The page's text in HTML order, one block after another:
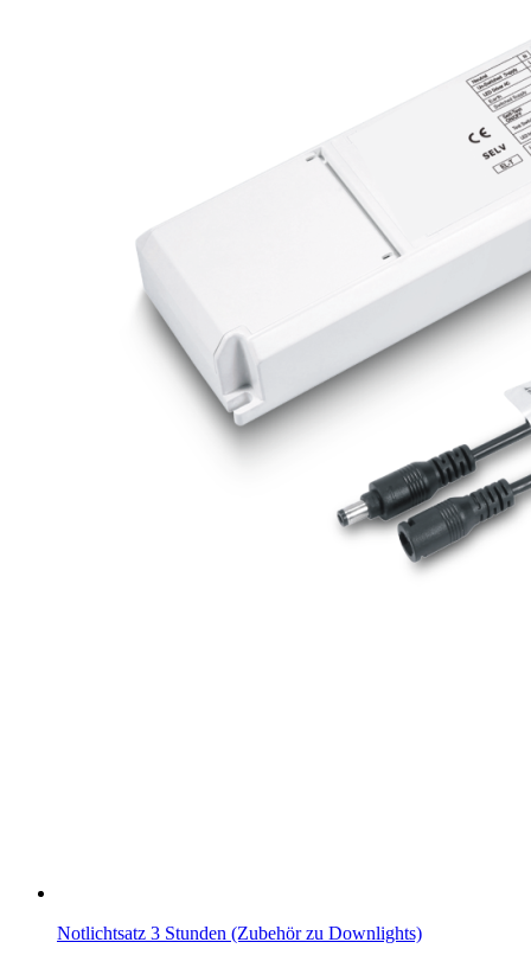
Notlichtsatz 3 Stunden (Zubehör zu Downlights)